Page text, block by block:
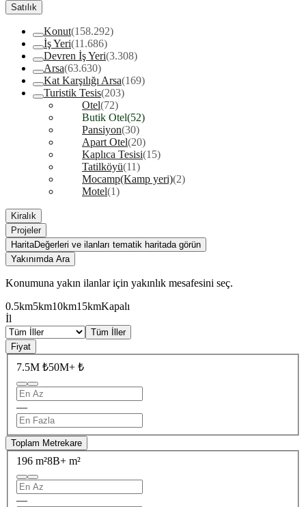
Satılık
Konut(158.292)
İş Yeri(11.686)
Devren İş Yeri(3.308)
Arsa(63.630)
Kat Karşılığı Arsa(169)
Turistik Tesis(203)
Otel(72)
Butik Otel(52)
Pansiyon(30)
Apart Otel(20)
Kaplıca Tesisi(15)
Tatilköyü(11)
Mocamp(Kamp yeri)(2)
Motel(1)
Kiralık
Projeler
HaritaDeğerleri ve ilanları tematik haritada görün
Yakınımda Ara
Konumuna yakın ilanlar için yakınlık mesafesini seç.
0.5km5km10km15kmKapalı
İl
Tüm İller
Fiyat
7.5M ₺50M+ ₺
—
Toplam Metrekare
196 m²8B+ m²
—